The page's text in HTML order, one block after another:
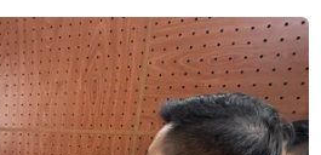
XÃ VIỆT NAM
DUẨN
THỊ TÁM, KHÚC THANH